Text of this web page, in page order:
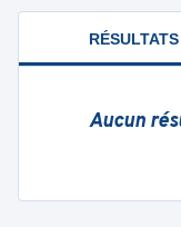
RÉSULTATS
Aucun